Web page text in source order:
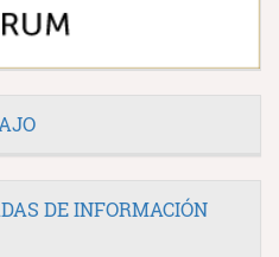
DE INFORMACIÓN